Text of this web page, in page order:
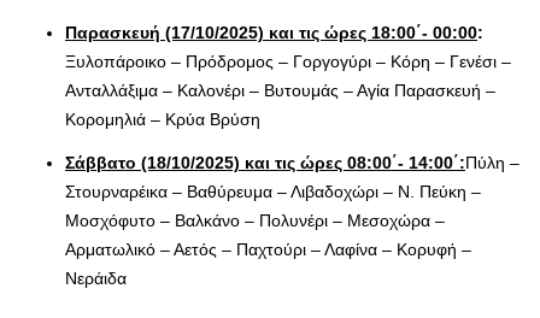
Παρασκευή (17/10/2025) και τις ώρες 18:00΄- 00:00:
Ξυλοπάροικο – Πρόδρομος – Γοργογύρι – Κόρη – Γενέσι –
Ανταλλάξιμα – Καλονέρι – Βυτουμάς – Αγία Παρασκευή –
Κορομηλιά – Κρύα Βρύση
Σάββατο (18/10/2025) και τις ώρες 08:00΄- 14:00΄:Πύλη –
Στουρναρέικα – Βαθύρευμα – Λιβαδοχώρι – Ν. Πεύκη –
Μοσχόφυτο – Βαλκάνο – Πολυνέρι – Μεσοχώρα –
Αρματωλικό – Αετός – Παχτούρι – Λαφίνα – Κορυφή –
Νεράιδα